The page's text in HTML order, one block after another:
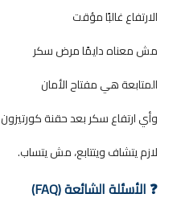
الارتفاع غالبًا مؤقت
مش معناه دايمًا مرض سكر
المتابعة هي مفتاح الأمان
وأي ارتفاع سكر بعد حقنة كورتيزون
لازم يتشاف ويتتابع، مش يتساب.
❓ الأسئلة الشائعة (FAQ)